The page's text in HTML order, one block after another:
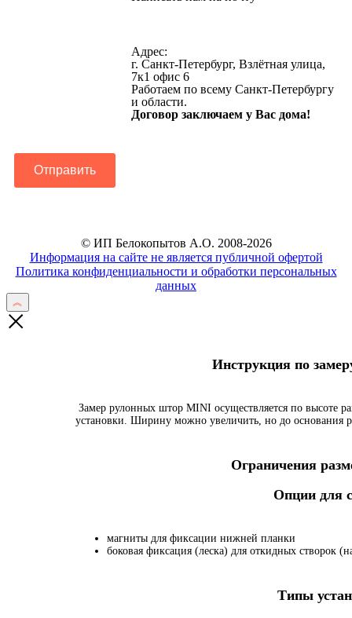
Отправить
Адрес:
г. Санкт-Петербург, Взлётная улица,
7к1 офис 6
Работаем по всему Санкт-Петербургу
и области.
Договор заключаем у Вас дома!
© ИП Белокопытов А.О. 2008-2026
Информация на сайте не является публичной офертой
Политика конфиденциальности и обработки персональных
данных
Инструкция по
Замер рулонных штор MINI осуществляется по высоте
установки. Ширину можно увеличить, но до основания
Ограничения
Опции для
магниты для фиксации нижней планки
боковая фиксация (леска) для откидных створок
Типы